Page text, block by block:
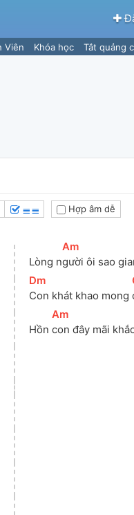
Viên Khóa học Tắt quảng
≣≣ Hợp âm dễ
Lòng n
[
Am
gười ôi sao
[Dm
Con khát khao mong
Hồn
[
Am
con đây mãi